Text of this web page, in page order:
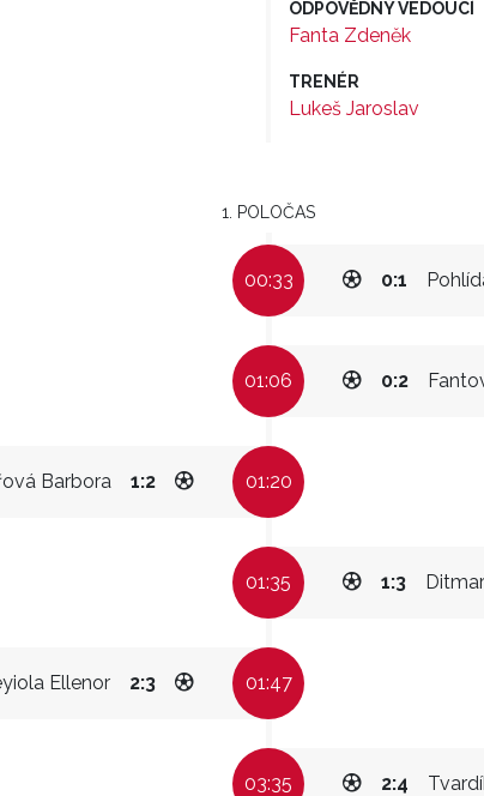
ODPOVĚDNÝ VEDOUCÍ
Fanta Zdeněk
TRENÉR
Lukeš Jaroslav
1. POLOČAS
00:33 0:1
01:06 0:2
Barbora 1:2 01:20
01:35 1:3
Ellenor 2:3 01:47
03:35 2:4